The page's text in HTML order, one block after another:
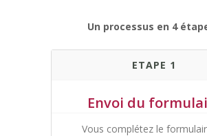
Un processus en 4
ETAPE 1
Envoi du
Vous complétez le